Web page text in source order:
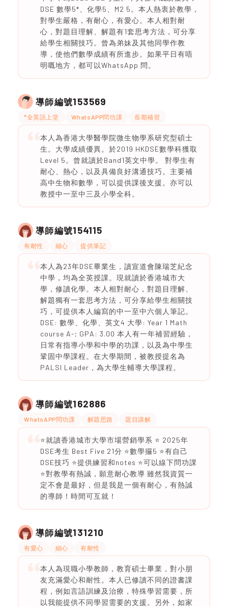
DSE 數學5*、化學5、M2 5。本人熱衷於教學，
對學生嚴格，有耐心，有愛心。本人相對耐
心，對題目理解、解題有1套思考方法，可分享
給學生相關技巧。曾為弟妹及其他同學作教
導，使他們數學成績有所進步。如果平日有唔
明嘅地方，都可以WhatsApp 問。
導師編號153569
*全英語上堂 WhatsAPP問功課 長期補習
本人為香港大學醫學院微生物學系研究型碩士
生。大學成績優異。於2019 HKDSE數學科獲取
Level 5。曾就讀於Band1英文中學。 對學生有
耐心、熱心，以及具備良好溝通技巧。主要補
高中生物和數學，可以提供課後支援。亦可以
教授中一至中三及小學全科。
導師編號154115
有耐性 細心 提供筆記
本人為23年DSE畢業生，讀宣道會陳瑞芝紀念
中學，均為全英授課。現就讀於香港城市大
學，修讀化學。本人相對耐心，對題目理解、
解題獨有一套思考方法，可分享給學生相關技
巧，可提供本人編寫的中一至中六個人筆記。
DSE: 數學、化學、英文4 大學: Year 1 Math
course A-; GPA: 3.00 本人有一年補習經驗，
日常有指導小學和中學的功課，以及為中學生
鞏固中學課程。在大學期間，被教授提名為
PALSI Leader，為大學生輔導大學課程。
導師編號162886
WhatsAPP問功課 解題思路 題目講解
⭐️就讀香港城市大學市場營銷學系 ⭐️ 2025年
DSE考生 Best Five 21分 ⭐️數學攞5 ⭐️有自己
DSE技巧 ⭐️提供練習和notes ⭐️可以線下問功課
⭐️對教學有熱誠，願意耐心教導 雖然我資質一
定不會是最好，但是我是一個有耐心，有熱誠
的導師！時間可互就！
導師編號131210
有愛心 細心 有耐性
本人為現職小學教師，教育碩士畢業，對小朋
友充滿愛心和耐性。本人已修讀不同的證書課
程，例如言語訓練及治療，特殊學習需要，所
以我能提供不同學習需要的支援。另外，如家